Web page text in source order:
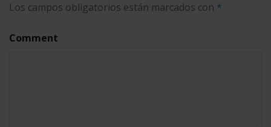
Los campos obligatorios están marcados con *
Comment